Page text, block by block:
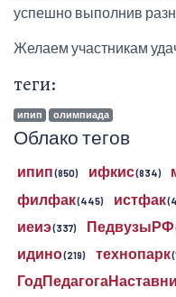
успешно выполнив
Желаем участникам
теги:
ипип олимпиада
Облако тегов
ипип(850) ифкис(834)
филфак(445) истфак
иеиэ(337) ПедвузыРФ
идино(219) технопарк